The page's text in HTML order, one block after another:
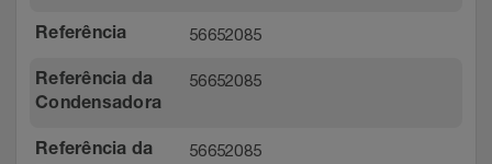
Referência 56652085
Referência da
Condensadora
56652085
Referência da
56652085